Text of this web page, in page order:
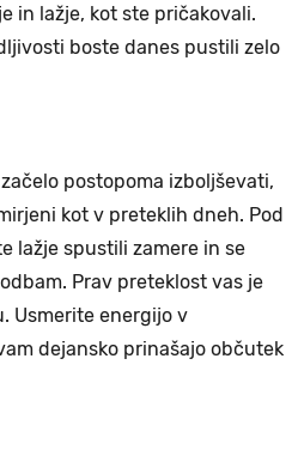
in lažje, kot ste pričakovali.
boste danes pustili zelo
postopoma izboljševati,
kot v preteklih dneh. Pod
lažje spustili zamere in se
Prav preteklost vas je
Usmerite energijo v
dejansko prinašajo občutek